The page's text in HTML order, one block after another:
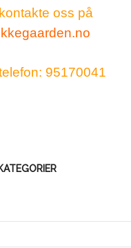
oss på
telefon: 95170041